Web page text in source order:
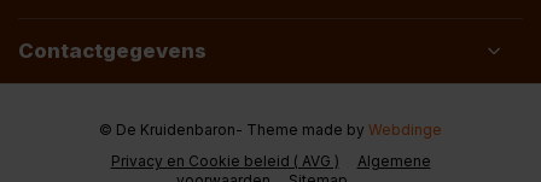
Contactgegevens
Privacy en Cookie beleid ( AVG )
Algemene
© De Kruidenbaron- Theme made by Webdinge